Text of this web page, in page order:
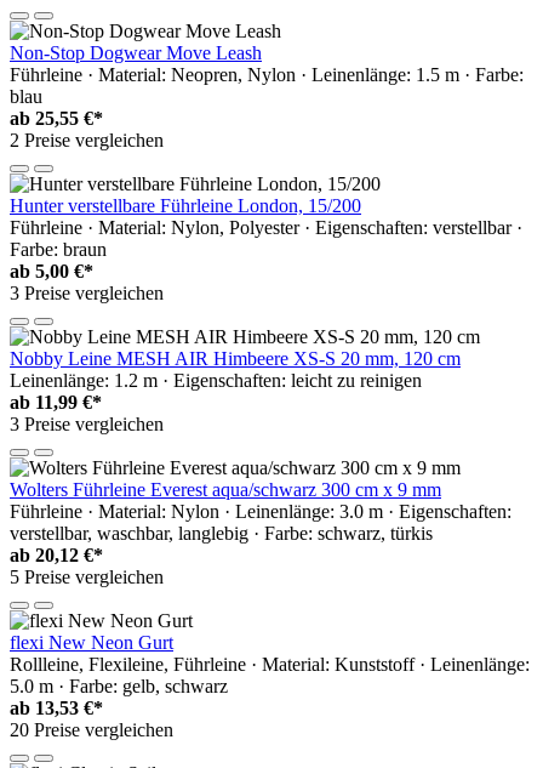
Non-Stop Dogwear Move Leash
Führleine · Material: Neopren, Nylon · Leinenlänge: 1.5 m · Farbe:
blau
ab 25,55 €*
2 Preise vergleichen
Hunter verstellbare Führleine London, 15/200
Führleine · Material: Nylon, Polyester · Eigenschaften: verstellbar ·
Farbe: braun
ab 5,00 €*
3 Preise vergleichen
Nobby Leine MESH AIR Himbeere XS-S 20 mm, 120 cm
Leinenlänge: 1.2 m · Eigenschaften: leicht zu reinigen
ab 11,99 €*
3 Preise vergleichen
Wolters Führleine Everest aqua/schwarz 300 cm x 9 mm
Führleine · Material: Nylon · Leinenlänge: 3.0 m · Eigenschaften:
verstellbar, waschbar, langlebig · Farbe: schwarz, türkis
ab 20,12 €*
5 Preise vergleichen
flexi New Neon Gurt
Rollleine, Flexileine, Führleine · Material: Kunststoff · Leinenlänge:
5.0 m · Farbe: gelb, schwarz
ab 13,53 €*
20 Preise vergleichen